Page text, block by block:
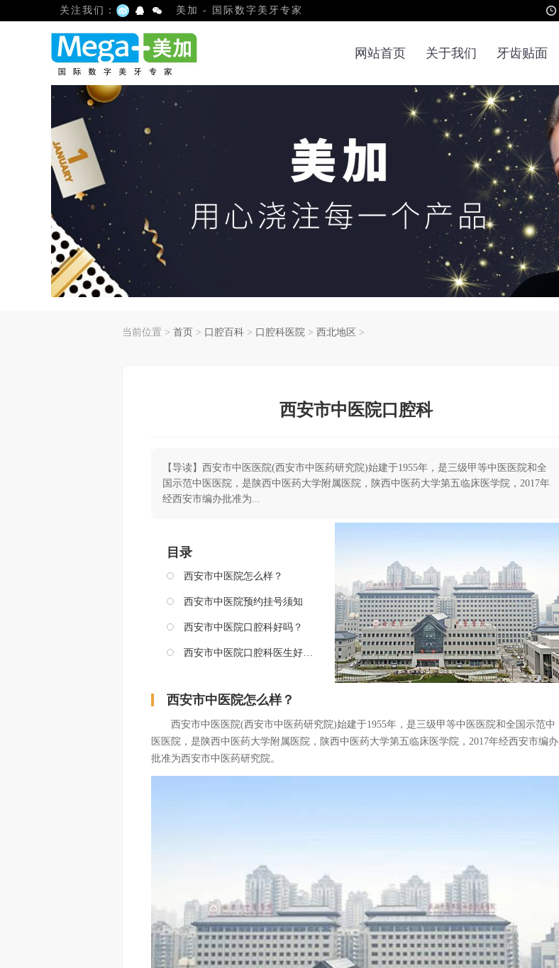
关注我们： 美加 - 国际数字美牙专家
网站首页 关于我们 牙齿贴面
当前位置 > 首页 > 口腔百科 > 口腔科医院 > 西北地区 >
西安市中医院口腔科
【导读】西安市中医医院(西安市中医药研究院)始建于1955年，是三级甲等中医医院和全
国示范中医医院，是陕西中医药大学附属医院，陕西中医药大学第五临床医学院，2017年
经西安市编办批准为...
目录
西安市中医院怎么样？
西安市中医院预约挂号须知
西安市中医院口腔科好吗？
西安市中医院口腔科医生好吗？
西安市中医院怎么样？
西安市中医医院(西安市中医药研究院)始建于1955年，是三级甲等中医医院和全国示范中
医医院，是陕西中医药大学附属医院，陕西中医药大学第五临床医学院，2017年经西安市编办
批准为西安市中医药研究院。